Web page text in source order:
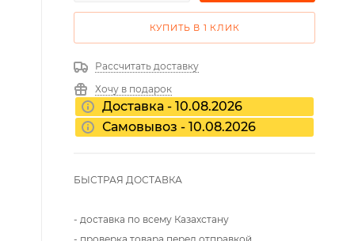
КУПИТЬ В 1 КЛИК
Рассчитать доставку
Хочу в подарок
Доставка - 10.08.2026
Самовывоз - 10.08.2026
БЫСТРАЯ ДОСТАВКА
- доставка по всему Казахстану